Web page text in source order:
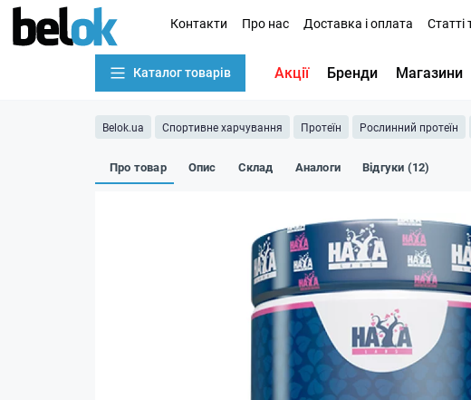
Контакти Про нас Доставка і оплата Статті
Каталог товарів Акції Бренди Магазини
Belok.ua Спортивне харчування Протеїн Рослинний протеїн
Про товар Опис Склад Аналоги Відгуки (12)